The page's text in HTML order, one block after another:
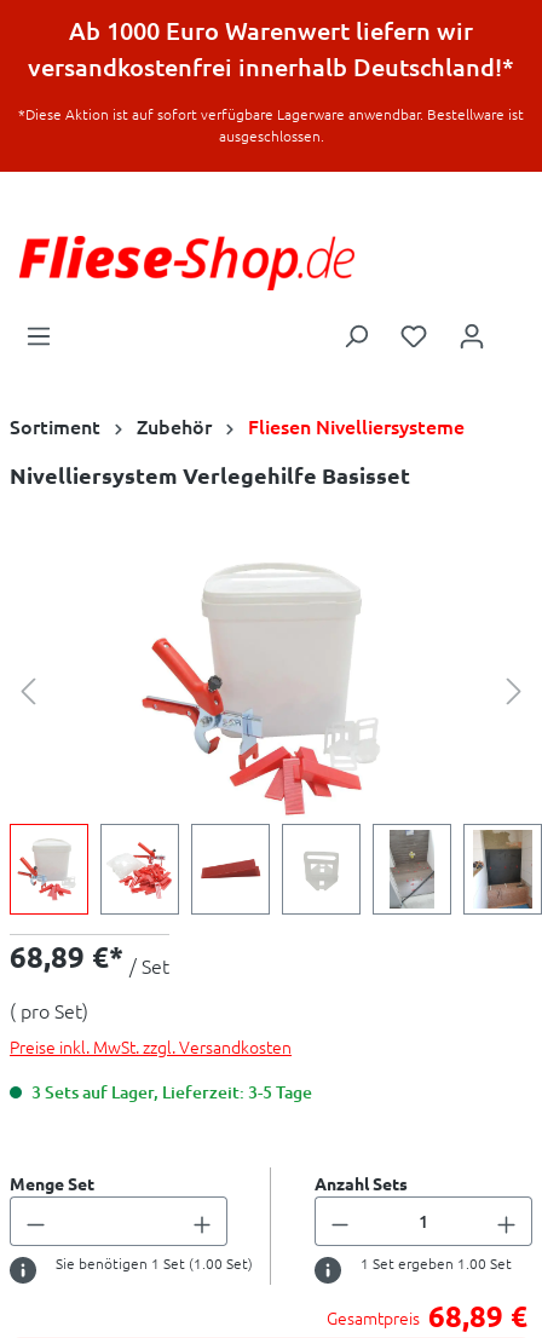
springen
Ab 1000 Euro Warenwert liefern wir
versandkostenfrei innerhalb Deutschland!*
*Diese Aktion ist auf sofort verfügbare Lagerware anwendbar. Bestellware ist
ausgeschlossen.
Sortiment Zubehör Fliesen Nivelliersysteme
Nivelliersystem Verlegehilfe Basisset
68,89 €* / Set
( pro Set)
Preise inkl. MwSt. zzgl. Versandkosten
3 Sets auf Lager, Lieferzeit: 3-5 Tage
Menge Set
Sie benötigen 1 Set (1.00 Set)
Anzahl Sets
1 Set ergeben 1.00 Set
Gesamtpreis 68,89 €